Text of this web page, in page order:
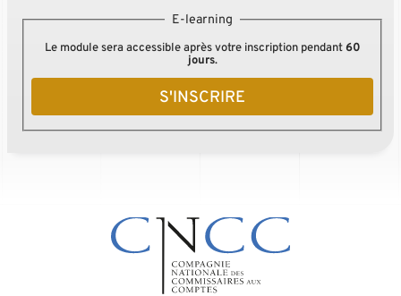
E-learning
Le module sera accessible après votre inscription pendant60
jours.
S'INSCRIRE